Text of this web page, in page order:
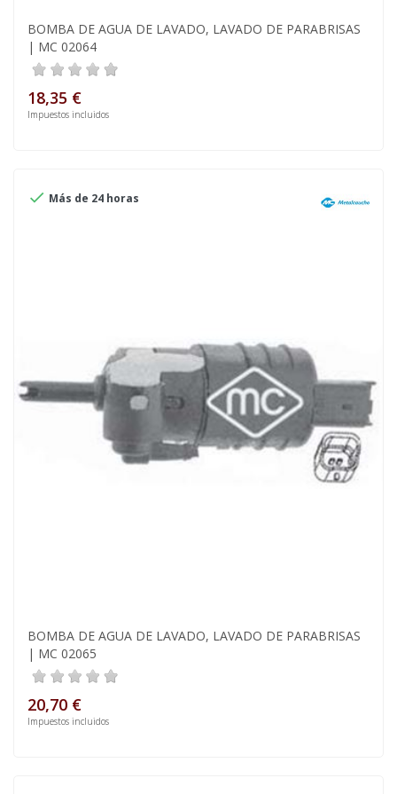
BOMBA DE AGUA DE LAVADO, LAVADO DE PARABRISAS
| MC 02064
18,35 €
Impuestos incluidos
 Más de 24 horas
BOMBA DE AGUA DE LAVADO, LAVADO DE PARABRISAS
| MC 02065
20,70 €
Impuestos incluidos